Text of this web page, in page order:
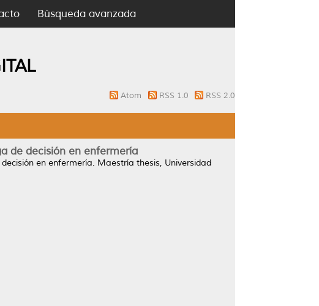
Búsqueda avanzada
Atom RSS 1.0 RSS 2.0
de decisión en enfermería
en enfermería. Maestría thesis, Universidad